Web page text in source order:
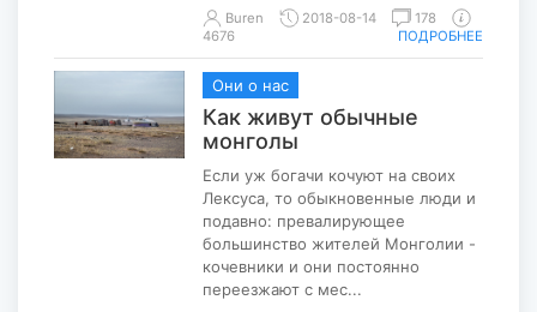
Buren 2018-08-14
178
4676
ПОДРОБНЕЕ
Они о нас
Как живут обычные
монголы
Если уж богачи кочуют на своих
Лексуса, то обыкновенные люди и
подавно: превалирующее
большинство жителей Монголии -
кочевники и они постоянно
переезжают с мес...